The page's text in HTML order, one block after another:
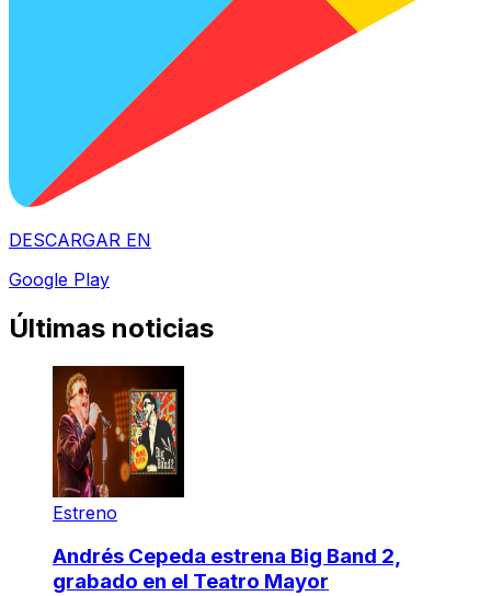
DESCARGAR EN
Google Play
Últimas noticias
Estreno
Andrés Cepeda estrena Big Band 2,
grabado en el Teatro Mayor